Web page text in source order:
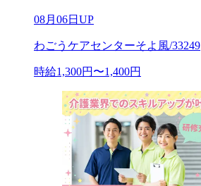
08月06日UP
わごうケアセンターそよ風/33249
時給1,300円〜1,400円